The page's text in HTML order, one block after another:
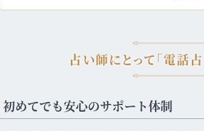
占い師にとって「電話
初めてでも安心のサポート体制